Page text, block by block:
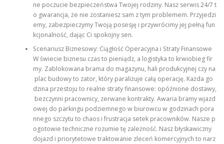
ne poczucie bezpieczeństwa Twojej rodziny. Nasz serwis 24/7 t
o gwarancja, że nie zostaniesz sam z tym problemem. Przyjedzi
emy, zabezpieczymy Twoją posesję i przywrócimy jej pełną fun
kcjonalność, dając Ci spokojny sen.
Scenariusz Biznesowy: Ciągłość Operacyjna i Straty Finansowe
W świecie biznesu czas to pieniądz, a logistyka to krwiobieg fir
my. Zablokowana brama do magazynu, hali produkcyjnej czy na
plac budowy to zator, który paraliżuje całą operację. Każda go
dzina przestoju to realne straty finansowe: opóźnione dostawy,
bezczynni pracownicy, zerwane kontrakty. Awaria bramy wjazd
owej do parkingu podziemnego w biurowcu w godzinach pora
nnego szczytu to chaos i frustracja setek pracowników. Nasze p
ogotowie techniczne rozumie tę zależność. Nasz błyskawiczny
dojazd i priorytetowe traktowanie zleceń komercyjnych to narz